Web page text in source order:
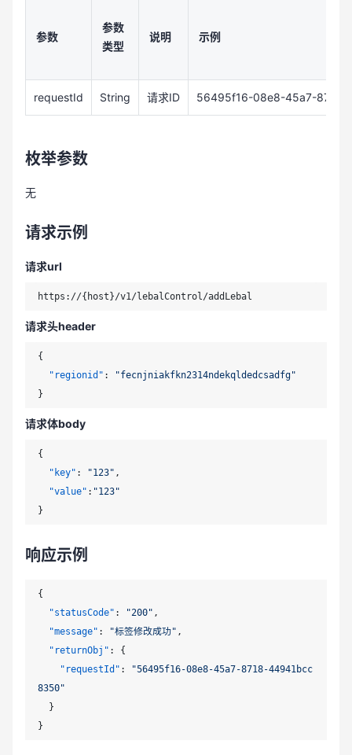
参数
参数
类型
说明 示例
requestId String 请求ID 56495f16-08e8-45a7-8718-
枚举参数
无
请求示例
请求url
请求头header
{
"regionid" :
"fecnjniakfkn2314ndekqldedcsadfg"
}
请求体body
{
"key" : "123" ,
"value" : "123"
}
响应示例
{
"statusCode" : "200" ,
"message" : "标签修改成功" ,
"returnObj" :
{
"requestId" :
"56495f16-08e8-45a7-8718-44941bcc
8350"
}
}